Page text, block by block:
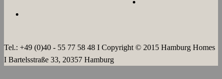
Tel.: +49 (0)40 - 55 77 58 48 I Copyright © 2015 Hamburg Homes
I Bartelsstraße 33, 20357 Hamburg